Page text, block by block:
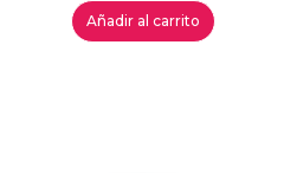
Añadir al carrito